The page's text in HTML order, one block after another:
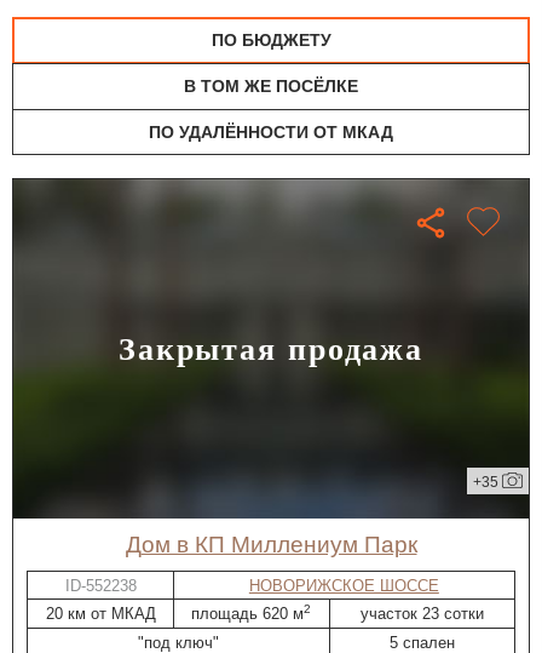
ПО БЮДЖЕТУ
В ТОМ ЖЕ ПОСЁЛКЕ
ПО УДАЛЁННОСТИ ОТ МКАД
Закрытая продажа
+35
дом в КП Миллениум Парк
ID-552238
НОВОРИЖСКОЕ ШОССЕ
20 км от МКАД
площадь 620 м2
участок 23 сотки
"под ключ"
5 спален